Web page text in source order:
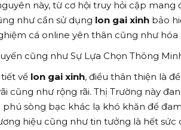
này, từ cơ hội truy hỏi cập
như cần sử dụng lon gai xinh bảo
cá online yên thân cũng như hóa
cũng như Sự Lựa Chọn Thông
về lon gai xinh, điều thân thiện là
cũng như rộng rãi. Thị Trường này
sòng bạc khác lạ khó khăn để
hiệu cũng như tin tưởng là hết sức